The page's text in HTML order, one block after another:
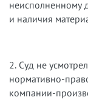
неисполненному
и наличия
2. Суд не
нормативно-
компании-